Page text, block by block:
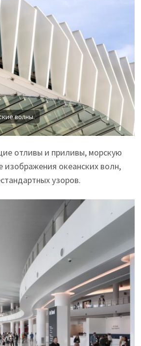
волны.
отливы и приливы, морскую
изображения океанских волн,
узоров.